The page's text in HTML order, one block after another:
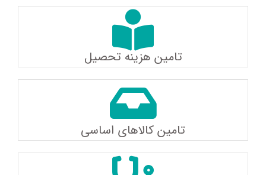
تامین هزینه تحصیل
تامین کالاهای اساسی